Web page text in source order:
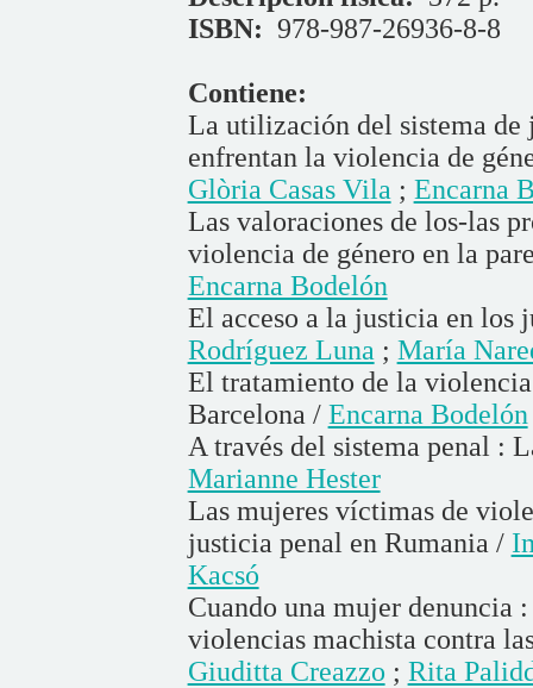
ISBN: 978-987-26936-8-8
Contiene:
La utilización del sistema de
enfrentan la violencia de
Glòria Casas Vila ; Encarna
Las valoraciones de los-las
violencia de género en la
Encarna Bodelón
El acceso a la justicia en los
Rodríguez Luna ; María
El tratamiento de la
Barcelona / Encarna Bodelón
A través del sistema penal :
Marianne Hester
Las mujeres víctimas de
justicia penal en Rumania /
Kacsó
Cuando una mujer denuncia
violencias machista contra
Giuditta Creazzo ; Rita